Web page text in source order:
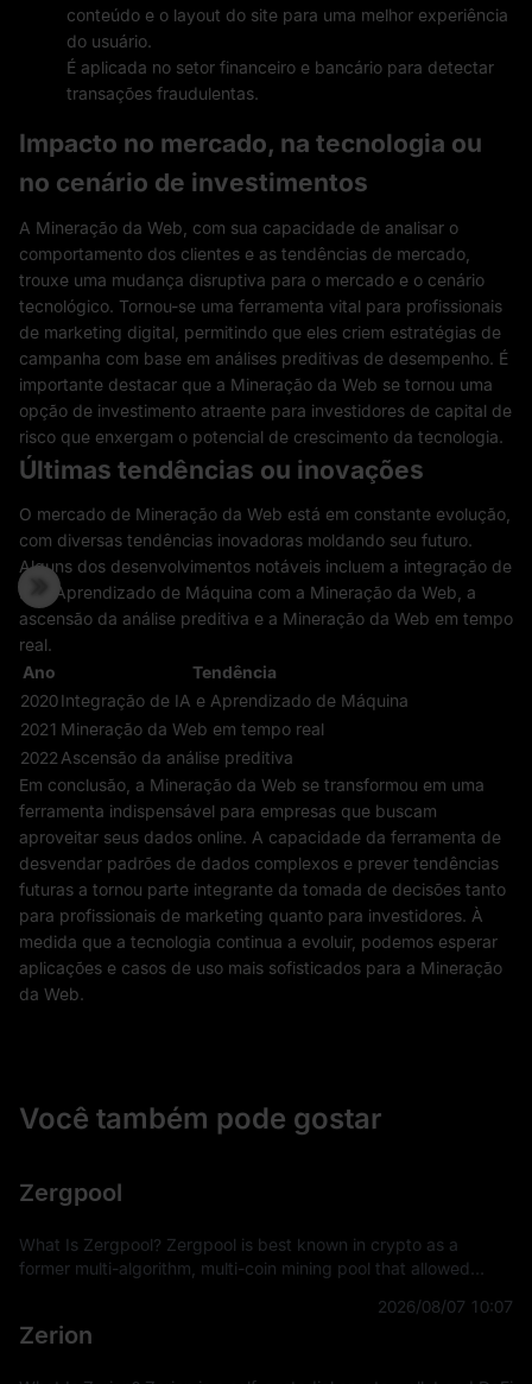
conteúdo e o layout do site para uma melhor experiência
do usuário.
É aplicada no setor financeiro e bancário para detectar
transações fraudulentas.
Impacto no mercado, na tecnologia ou
no cenário de investimentos
A Mineração da Web, com sua capacidade de analisar o
comportamento dos clientes e as tendências de mercado,
trouxe uma mudança disruptiva para o mercado e o cenário
tecnológico. Tornou-se uma ferramenta vital para profissionais
de marketing digital, permitindo que eles criem estratégias de
campanha com base em análises preditivas de desempenho. É
importante destacar que a Mineração da Web se tornou uma
opção de investimento atraente para investidores de capital de
risco que enxergam o potencial de crescimento da tecnologia.
Últimas tendências ou inovações
O mercado de Mineração da Web está em constante evolução,
com diversas tendências inovadoras moldando seu futuro.
Alguns dos desenvolvimentos notáveis ​​incluem a integração de
IA e Aprendizado de Máquina com a Mineração da Web, a
ascensão da análise preditiva e a Mineração da Web em tempo
real.
Ano
Tendência
2020Integração de IA e Aprendizado de Máquina
2021 Mineração da Web em tempo real
2022 Ascensão da análise preditiva
Em conclusão, a Mineração da Web se transformou em uma
ferramenta indispensável para empresas que buscam
aproveitar seus dados online. A capacidade da ferramenta de
desvendar padrões de dados complexos e prever tendências
futuras a tornou parte integrante da tomada de decisões tanto
para profissionais de marketing quanto para investidores. À
medida que a tecnologia continua a evoluir, podemos esperar
aplicações e casos de uso mais sofisticados para a Mineração
da Web.
Você também pode gostar
Zergpool
What Is Zergpool? Zergpool is best known in crypto as a
former multi-algorithm, multi-coin mining pool that allowed
2026/08/07 10:07
Zerion